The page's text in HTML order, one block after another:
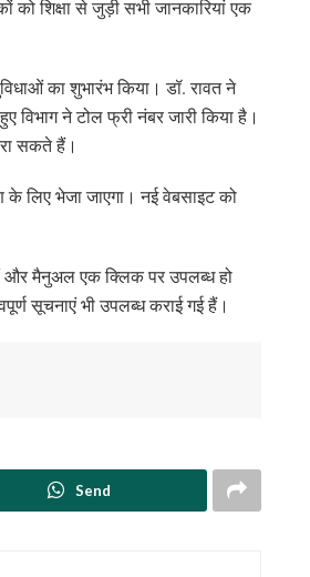
को शिक्षा से जुड़ी सभी जानकारियां एक
का शुभारंभ किया। डॉ. रावत ने
विभाग ने टोल फ्री नंबर जारी किया है।
सकते हैं।
के लिए भेजा जाएगा। नई वेबसाइट को
और मैनुअल एक क्लिक पर उपलब्ध हो
सूचनाएं भी उपलब्ध कराई गई हैं।
Send